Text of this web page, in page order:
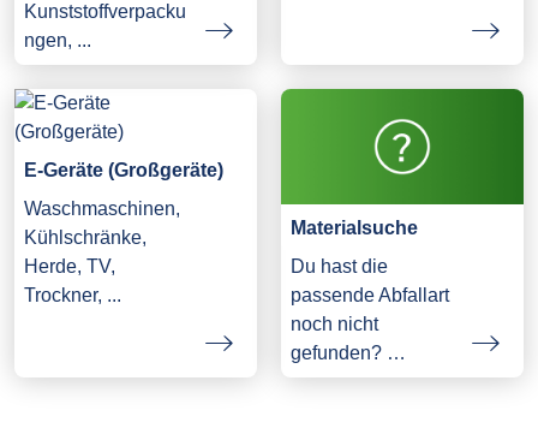
Kunststoffverpacku
ngen, ...
E-Geräte (Großgeräte)
Waschmaschinen,
Kühlschränke,
Herde, TV,
Trockner, ...
Materialsuche
Du hast die
passende Abfallart
noch nicht
gefunden? …